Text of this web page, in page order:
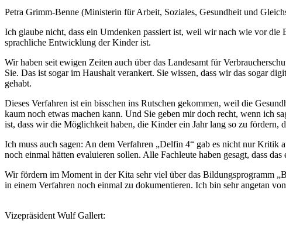
Petra Grimm-Benne (Ministerin für Arbeit, Soziales, Gesundheit und
Ich glaube nicht, dass ein Umdenken passiert ist, weil wir nach wie vor
sprachliche Entwicklung der Kinder ist.
Wir haben seit ewigen Zeiten auch über das Landesamt für
Sie. Das ist sogar im Haushalt verankert. Sie wissen, dass wir das sogar
gehabt.
Dieses Verfahren ist ein bisschen ins Rutschen gekommen, weil die
kaum noch etwas machen kann. Und Sie geben mir doch recht, wenn ich
ist, dass wir die Möglichkeit haben, die Kinder ein Jahr lang so zu fördern,
Ich muss auch sagen: An dem Verfahren „Delfin 4“ gab es nicht nur Kritik
noch einmal hätten evaluieren sollen. Alle Fachleute haben gesagt, dass
Wir fördern im Moment in der Kita sehr viel über das Bildungsprogramm
in einem Verfahren noch einmal zu dokumentieren. Ich bin sehr angetan
Vizepräsident Wulf Gallert: